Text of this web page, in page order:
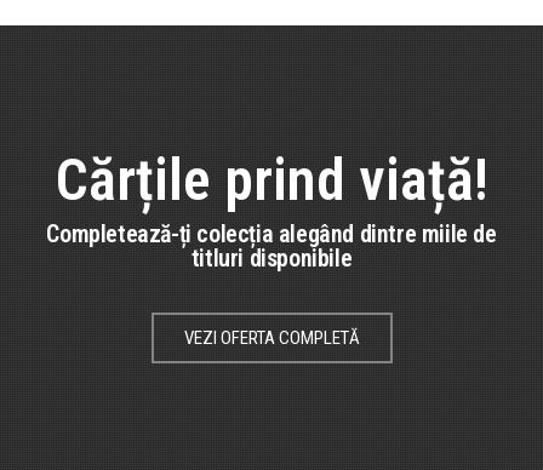
Cărțile prind viață!
Completează-ți colecția alegând dintre miile de
titluri disponibile
VEZI OFERTA COMPLETĂ